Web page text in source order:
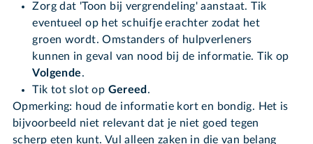
Zorg dat 'Toon bij vergrendeling' aanstaat. Tik
eventueel op het schuifje erachter zodat het
groen wordt. Omstanders of hulpverleners
kunnen in geval van nood bij de informatie. Tik op
Volgende.
Tik tot slot op Gereed .
Opmerking: houd de informatie kort en bondig. Het is
bijvoorbeeld niet relevant dat je niet goed tegen
scherp eten kunt. Vul alleen zaken in die van belang